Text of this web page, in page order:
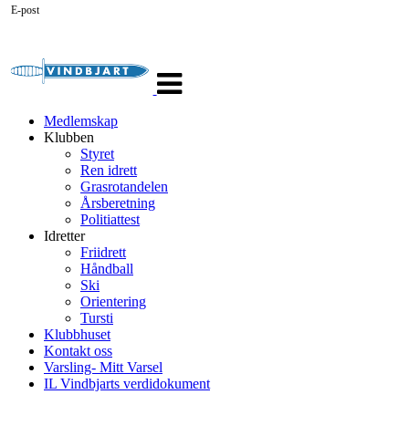
navigasjon
Medlemskap
Klubben
Styret
Ren idrett
Grasrotandelen
Årsberetning
Politiattest
Idretter
Friidrett
Håndball
Ski
Orientering
Tursti
Klubbhuset
Kontakt oss
Varsling- Mitt Varsel
IL Vindbjarts verdidokument
E-post